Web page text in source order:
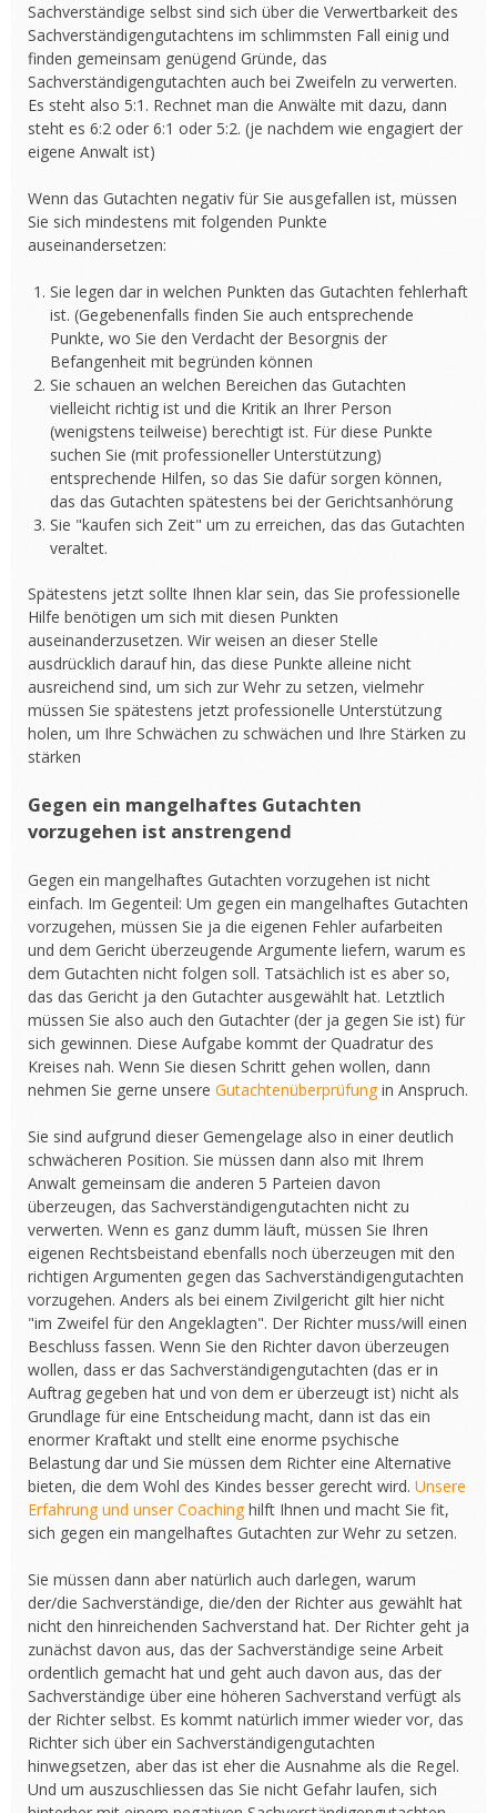
Sachverständige selbst sind sich über die Verwertbarkeit des
Sachverständigengutachtens im schlimmsten Fall einig und
finden gemeinsam genügend Gründe, das
Sachverständigengutachten auch bei Zweifeln zu verwerten.
Es steht also 5:1. Rechnet man die Anwälte mit dazu, dann
steht es 6:2 oder 6:1 oder 5:2. (je nachdem wie engagiert der
eigene Anwalt ist)
Wenn das Gutachten negativ für Sie ausgefallen ist, müssen
Sie sich mindestens mit folgenden Punkte
auseinandersetzen:
Sie legen dar in welchen Punkten das Gutachten fehlerhaft
ist. (Gegebenenfalls finden Sie auch entsprechende
Punkte, wo Sie den Verdacht der Besorgnis der
Befangenheit mit begründen können
Sie schauen an welchen Bereichen das Gutachten
vielleicht richtig ist und die Kritik an Ihrer Person
(wenigstens teilweise) berechtigt ist. Für diese Punkte
suchen Sie (mit professioneller Unterstützung)
entsprechende Hilfen, so das Sie dafür sorgen können,
das das Gutachten spätestens bei der Gerichtsanhörung
Sie "kaufen sich Zeit" um zu erreichen, das das Gutachten
veraltet.
Spätestens jetzt sollte Ihnen klar sein, das Sie professionelle
Hilfe benötigen um sich mit diesen Punkten
auseinanderzusetzen. Wir weisen an dieser Stelle
ausdrücklich darauf hin, das diese Punkte alleine nicht
ausreichend sind, um sich zur Wehr zu setzen, vielmehr
müssen Sie spätestens jetzt professionelle Unterstützung
holen, um Ihre Schwächen zu schwächen und Ihre Stärken zu
stärken
Gegen ein mangelhaftes Gutachten
vorzugehen ist anstrengend
Gegen ein mangelhaftes Gutachten vorzugehen ist nicht
einfach. Im Gegenteil: Um gegen ein mangelhaftes Gutachten
vorzugehen, müssen Sie ja die eigenen Fehler aufarbeiten
und dem Gericht überzeugende Argumente liefern, warum es
dem Gutachten nicht folgen soll. Tatsächlich ist es aber so,
das das Gericht ja den Gutachter ausgewählt hat. Letztlich
müssen Sie also auch den Gutachter (der ja gegen Sie ist) für
sich gewinnen. Diese Aufgabe kommt der Quadratur des
Kreises nah. Wenn Sie diesen Schritt gehen wollen, dann
nehmen Sie gerne unsere Gutachtenüberprüfungin Anspruch.
Sie sind aufgrund dieser Gemengelage also in einer deutlich
schwächeren Position. Sie müssen dann also mit Ihrem
Anwalt gemeinsam die anderen 5 Parteien davon
überzeugen, das Sachverständigengutachten nicht zu
verwerten. Wenn es ganz dumm läuft, müssen Sie Ihren
eigenen Rechtsbeistand ebenfalls noch überzeugen mit den
richtigen Argumenten gegen das Sachverständigengutachten
vorzugehen. Anders als bei einem Zivilgericht gilt hier nicht
"im Zweifel für den Angeklagten". Der Richter muss/will einen
Beschluss fassen. Wenn Sie den Richter davon überzeugen
wollen, dass er das Sachverständigengutachten (das er in
Auftrag gegeben hat und von dem er überzeugt ist) nicht als
Grundlage für eine Entscheidung macht, dann ist das ein
enormer Kraftakt und stellt eine enorme psychische
Belastung dar und Sie müssen dem Richter eine Alternative
bieten, die dem Wohl des Kindes besser gerecht wird. Unsere
Erfahrung und unser Coachinghilft Ihnen und macht Sie fit,
sich gegen ein mangelhaftes Gutachten zur Wehr zu setzen.
Sie müssen dann aber natürlich auch darlegen, warum
der/die Sachverständige, die/den der Richter aus gewählt hat
nicht den hinreichenden Sachverstand hat. Der Richter geht ja
zunächst davon aus, das der Sachverständige seine Arbeit
ordentlich gemacht hat und geht auch davon aus, das der
Sachverständige über eine höheren Sachverstand verfügt als
der Richter selbst. Es kommt natürlich immer wieder vor, das
Richter sich über ein Sachverständigengutachten
hinwegsetzen, aber das ist eher die Ausnahme als die Regel.
Und um auszuschliessen das Sie nicht Gefahr laufen, sich